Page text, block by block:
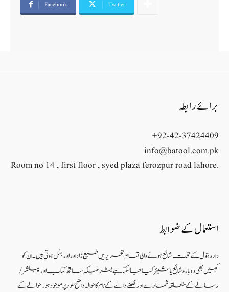
Facebook Twitter
برائے رابطہ
+92-42-37424409
info@batool.com.pk
Room no 14 , first floor , syed plaza ferozpur road lahore.
استعمال کے ضوابط
دارہ بتول کے تحت شائع ہونے والی تمام تحریریں طبع زاد اور اورجنل ہوتی ہیں۔ ان کو
کہیں بھی دوبارہ شائع یا شیئر کیا جا سکتا ہے بشرطیکہ ساتھ کتاب اور پبلشر/
رسالے کے متعلقہ شمارے اور لکھنے والے کے نام کا حوالہ واضح طور پر موجود ہو۔ حوالے کے